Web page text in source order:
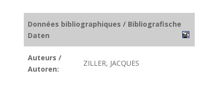
Données bibliographiques / Bibliografische
Daten
Auteurs /
Autoren:
ZILLER, JACQUES